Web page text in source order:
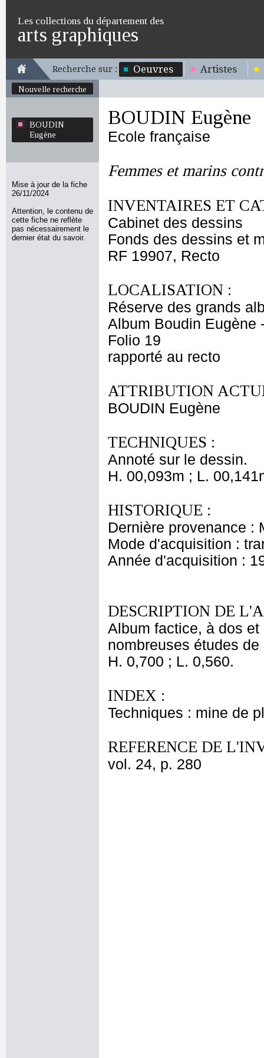
Les collections du département des
arts graphiques
Recherche sur : Oeuvres Artistes
Nouvelle recherche
BOUDIN
Eugène
Mise à jour de la fiche
26/11/2024
Attention, le contenu de
cette fiche ne reflète
pas nécessairement le
dernier état du savoir.
BOUDIN Eugène
Ecole française
Femmes et marins
INVENTAIRES ET
Cabinet des dessins
Fonds des dessins et
RF 19907, Recto
LOCALISATION :
Réserve des grands
Album Boudin Eugène
Folio 19
rapporté au recto
ATTRIBUTION
BOUDIN Eugène
TECHNIQUES :
Annoté sur le dessin.
H. 00,093m ; L.
HISTORIQUE :
Dernière provenance :
Mode d'acquisition :
Année d'acquisition :
DESCRIPTION DE
Album factice, à dos
nombreuses études
H. 0,700 ; L. 0,560.
INDEX :
Techniques : mine de
REFERENCE DE
vol. 24, p. 280